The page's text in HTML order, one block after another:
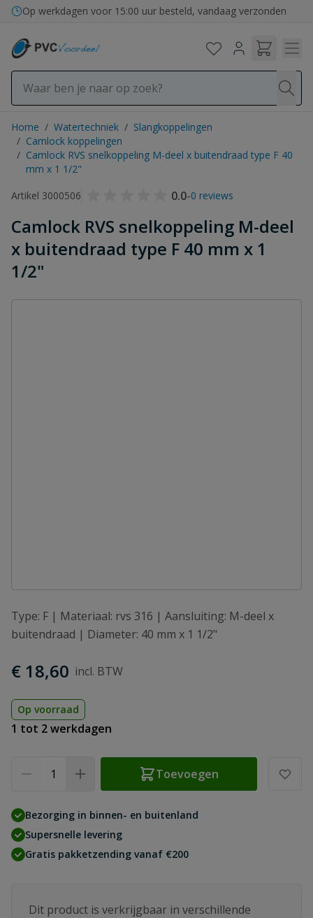
Ga naar de inhoud
Op werkdagen voor 15:00 uur besteld, vandaag verzonden
Home / Watertechniek / Slangkoppelingen
/ Camlock koppelingen
/ Camlock RVS snelkoppeling M-deel x buitendraad type F 40
mm x 1 1/2"
Artikel 3000506
0.0-0 reviews
Camlock RVS snelkoppeling M-deel
x buitendraad type F 40 mm x 1
1/2"
Type: F | Materiaal: rvs 316 | Aansluiting: M-deel x
buitendraad | Diameter: 40 mm x 1 1/2"
€ 18,60
Op voorraad
1 tot 2 werkdagen
Toevoegen
Bezorging in binnen- en buitenland
Supersnelle levering
Gratis pakketzending vanaf €200
Dit product is verkrijgbaar in verschillende